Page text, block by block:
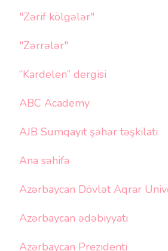
"Zərif kölgələr"
"Zərrələr"
“Kardelen” dergisi
ABC Academy
AJB Sumqayıt şəhər təşkilatı
Ana səhifə
Azərbaycan Dövlət Aqrar
Azərbaycan ədəbiyyatı
Azərbaycan Prezidenti